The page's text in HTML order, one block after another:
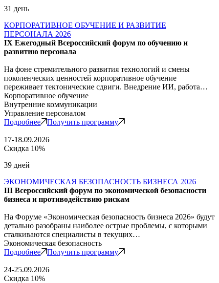
31 день
КОРПОРАТИВНОЕ ОБУЧЕНИЕ И РАЗВИТИЕ
ПЕРСОНАЛА 2026
IX Ежегодный Всероссийский форум по обучению и
развитию персонала
На фоне стремительного развития технологий и смены
поколенческих ценностей корпоративное обучение
переживает тектонические сдвиги. Внедрение ИИ, работа…
Корпоративное обучение
Внутренние коммуникации
Управление персоналом
Подробнее
Получить программу
17-18.09.2026
Скидка 10%
39 дней
ЭКОНОМИЧЕСКАЯ БЕЗОПАСНОСТЬ БИЗНЕСА 2026
III Всероссийский форум по экономической безопасности
бизнеса и противодействию рискам
На Форуме «Экономическая безопасность бизнеса 2026» будут
детально разобраны наиболее острые проблемы, с которыми
сталкиваются специалисты в текущих…
Экономическая безопасность
Подробнее
Получить программу
24-25.09.2026
Скидка 10%